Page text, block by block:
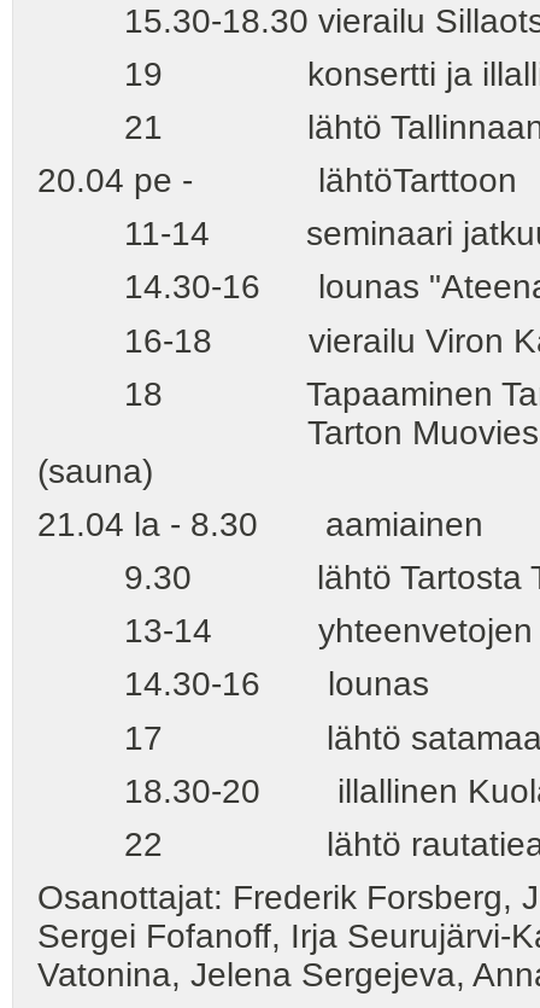
15.30-18.30 vierailu
19 konsertti ja illallinen
21 lähtö
20.04 pe - lähtöTarttoon
11-14 seminaari jatkuu
14.30-16 lounas
16-18 vierailu Viron
18 Tapaaminen Tarton
Tarton Muoviesineiden
(sauna)
21.04 la - 8.30 aamiainen
9.30 lähtö Tartosta
13-14 yhteenvetojen
14.30-16 lounas
17 lähtö
18.30-20 illallinen Kuolan
22 lähtö
Osanottajat: Frederik Forsberg,
Sergei Fofanoff, Irja Seurujärvi-
Vatonina, Jelena Sergejeva,